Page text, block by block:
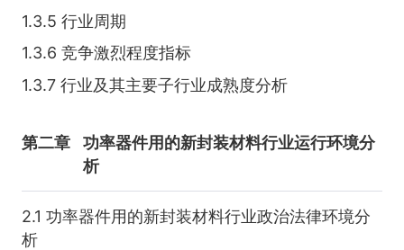
1.3.5 行业周期
1.3.6 竞争激烈程度指标
1.3.7 行业及其主要子行业成熟度分析
第二章
功率器件用的新封装材料行业运行环境分
析
2.1 功率器件用的新封装材料行业政治法律环境分
析